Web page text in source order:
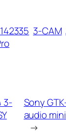
3-CAM
3-
Sony
audio
→